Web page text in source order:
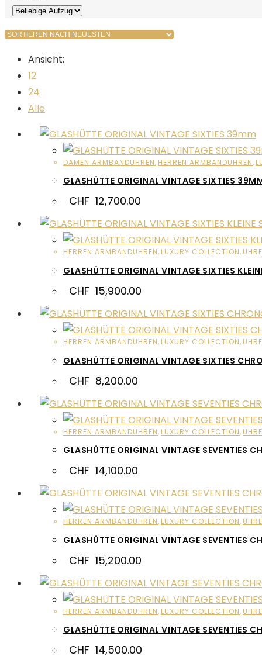
Ansicht:
12
24
Alle
DAMEN ARMBANDUHREN, HERREN ARMBANDUHREN,
GLASHÜTTE ORIGINAL VINTAGE SIXTIES
CHF 12,700.00
HERREN ARMBANDUHREN, LUXURY COLLECTION,
GLASHÜTTE ORIGINAL VINTAGE SIXTIES
CHF 15,900.00
HERREN ARMBANDUHREN, LUXURY COLLECTION,
GLASHÜTTE ORIGINAL VINTAGE SIXTIES
CHF 8,200.00
HERREN ARMBANDUHREN, LUXURY COLLECTION,
GLASHÜTTE ORIGINAL VINTAGE SEVENTIES
CHF 14,100.00
HERREN ARMBANDUHREN, LUXURY COLLECTION,
GLASHÜTTE ORIGINAL VINTAGE SEVENTIES
CHF 15,200.00
HERREN ARMBANDUHREN, LUXURY COLLECTION,
GLASHÜTTE ORIGINAL VINTAGE SEVENTIES
CHF 14,500.00